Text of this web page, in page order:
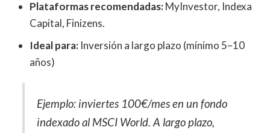
Plataformas recomendadas:MyInvestor, Indexa
Capital, Finizens.
Ideal para: Inversión a largo plazo (mínimo 5–10
años)
Ejemplo: inviertes 100€/mes en un fondo
indexado al MSCI World. A largo plazo,